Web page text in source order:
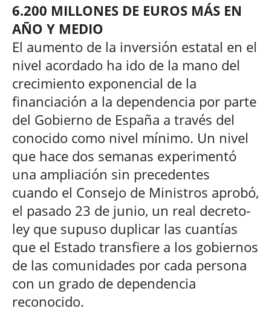
6.200 MILLONES DE EUROS MÁS EN
AÑO Y MEDIO
El aumento de la inversión estatal en el
nivel acordado ha ido de la mano del
crecimiento exponencial de la
financiación a la dependencia por parte
del Gobierno de España a través del
conocido como nivel mínimo. Un nivel
que hace dos semanas experimentó
una ampliación sin precedentes
cuando el Consejo de Ministros aprobó,
el pasado 23 de junio, un real decreto-
ley que supuso duplicar las cuantías
que el Estado transfiere a los gobiernos
de las comunidades por cada persona
con un grado de dependencia
reconocido.